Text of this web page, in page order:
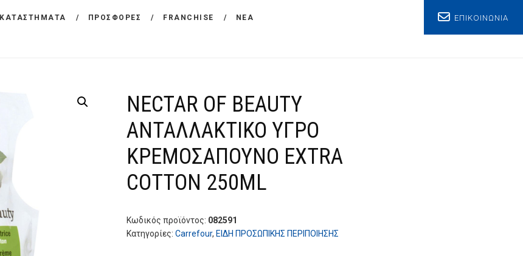
ΚΑΤΑΣΤΗΜΑΤΑ ΠΡΟΣΦΟΡΕΣ FRANCHISE ΝΕΑ ΕΠΙΚΟΙΝΩΝΙΑ
ΕΤΑΙΡΕΙΑ
ΠΡΟΣΦΟΡΕΣ
NECTAR OF BEAUTY
ΑΝΤΑΛΛΑΚΤΙΚΟ ΥΓΡΟ
ΚΡΕΜΟΣΑΠΟΥΝΟ EXTRA
COTTON 250ML
Κωδικός προϊόντος: 082591
Κατηγορίες: Carrefour, ΕΙΔΗ ΠΡΟΣΩΠΙΚΗΣ ΠΕΡΙΠΟΙΗΣΗΣ